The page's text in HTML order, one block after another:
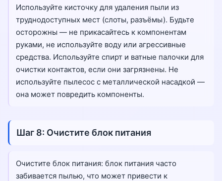
Используйте кисточку для удаления пыли из
труднодоступных мест (слоты, разъёмы). Будьте
осторожны — не прикасайтесь к компонентам
руками, не используйте воду или агрессивные
средства. Используйте спирт и ватные палочки для
очистки контактов, если они загрязнены. Не
используйте пылесос с металлической насадкой —
она может повредить компоненты.
Шаг 8: Очистите блок питания
Очистите блок питания: блок питания часто
забивается пылью, что может привести к